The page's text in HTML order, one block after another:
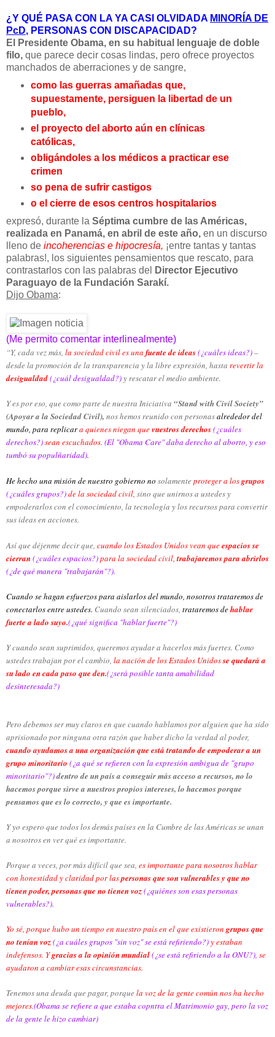
¿Y QUÉ PASA CON LA YA CASI OLVIDADA MINORÍA DE
PcD, PERSONAS CON DISCAPACIDAD?
El Presidente Obama, en su habitual lenguaje de doble
filo, que parece decir cosas lindas, pero ofrece proyectos
manchados de aberraciones y de sangre,
como las guerras amañadas que,
supuestamente, persiguen la libertad de un
pueblo,
el proyecto del aborto aún en clínicas
católicas,
obligándoles a los médicos a practicar ese
crimen
so pena de sufrir castigos
o el cierre de esos centros hospitalarios
expresó, durante la Séptima cumbre de las Américas,
realizada en Panamá, en abril de este año, en un discurso
lleno de incoherencias e hipocresía, ¡entre tantas y tantas
palabras!, los siguientes pensamientos que rescato, para
contrastarlos con las palabras del
Director Ejecutivo
Paraguayo de la Fundación Sarakí.
Dijo Obama:
(Me permito comentar interlinealmente)
“Y, cada vez más, la sociedad civil es una fuente de ideas(¿cuáles ideas?)–
desde la promoción de la transparencia y la libre expresión, hasta revertir la
desigualdad(¿cuál desigualdad?)y rescatar el medio ambiente.
Y es por eso, que como parte de nuestra Iniciativa “Stand with Civil Society”
(Apoyar a la Sociedad Civil), nos hemos reunido con personasalrededor del
mundo, para replicara quienes niegan quevuestros derechos(¿cuáles
derechos?)sean escuchados. (El "Obama Care" daba derecho al aborto, y eso
tumbó su populñaridad).
He hecho una misión de nuestro gobierno no solamenteproteger a losgrupos
(¿cuáles grupos?)de la sociedad civil, sino que unirnos a ustedes y
empoderarlos con el conocimiento, la tecnología y los recursos para convertir
sus ideas en acciones.
Así que déjenme decir que, cuando los Estados Unidos vean queespacios se
cierran(¿cuáles espacios?)para la sociedad civil, trabajaremos para abrirlos
(¿de qué manera "trabajarán"?).
Cuando se hagan esfuerzos para aislarlos del mundo, nosotros trataremos de
conectarlos entre ustedes. Cuando sean silenciados, trataremos dehablar
fuerte a lado suyo.(¿qué significa "hablar fuerte"?)
Y cuando sean suprimidos, queremos ayudar a hacerlos más fuertes. Como
ustedes trabajan por el cambio, la nación de los Estados Unidosse quedará a
su lado en cada paso que den.(¿será posible tanta amabilidad
desinteresada?)
Pero debemos ser muy claros en que cuando hablamos por alguien que ha sido
aprisionado por ninguna otra razón que haber dicho la verdad al poder,
cuando ayudamos a una organización que está tratando de empoderar a un
grupo minoritario (¿a qué se refieren con la expresión ambigua de "grupo
minoritario"?)dentro de un país a conseguir más acceso a recursos, no lo
hacemos porque sirve a nuestros propios intereses, lo hacemos porque
pensamos que es lo correcto, y que es importante.
Y yo espero que todos los demás países en la Cumbre de las Américas se unan
a nosotros en ver qué es importante.
Porque a veces, por más difícil que sea, es importante para nosotros hablar
con honestidad y claridad por laspersonas que son vulnerables y que no
tienen poder, personas que no tienen voz(¿quiénes son esas personas
vulnerables?).
Yo sé, porque hubo un tiempo en nuestro país en el que existieron grupos que
no tenían voz(¿a cuáles grupos "sin voz" se está refiriendo?)y estaban
indefensos. Ygracias a la opinión mundial(¿se está refiriendo a la ONU?), se
ayudaron a cambiar esas circunstancias.
Tenemos una deuda que pagar, porquela voz de la gente común nos ha hecho
mejores.(Obama se refiere a que estaba copntra el Matrimonio gay, pero la voz
de la gente le hizo cambiar)